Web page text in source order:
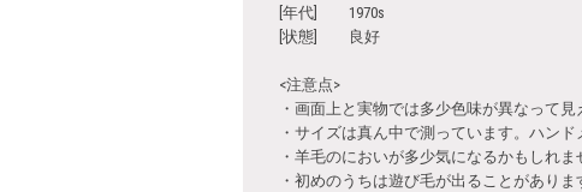
[年代] 1970s
[状態] 良好
<注意点>
・画面上と実物では多少色味が異なって見
・サイズは真ん中で測っています。ハン
・羊毛のにおいが多少気になるかもしれ
・初めのうちは遊び毛が出ることがありま